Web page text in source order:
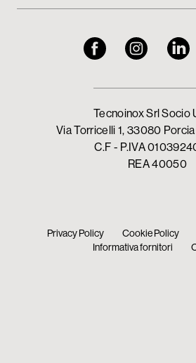
Tecnoinox Srl Socio
Via Torricelli 1, 33080
C.F - P.IVA
REA 40050
Privacy Policy Cookie Policy
Informativa fornitori